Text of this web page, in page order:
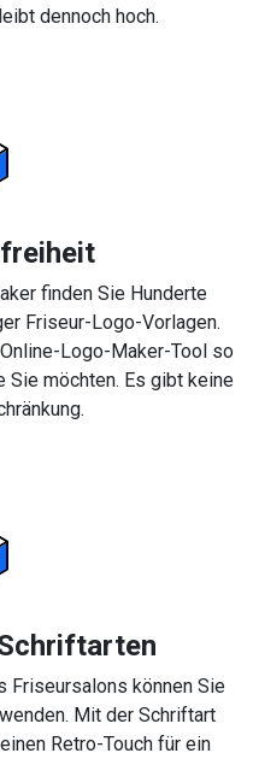
dennoch hoch.
finden Sie Hunderte
Friseur-Logo-Vorlagen.
Logo-Maker-Tool so
möchten. Es gibt keine
Friseursalons können Sie
Mit der Schriftart
Retro-Touch für ein